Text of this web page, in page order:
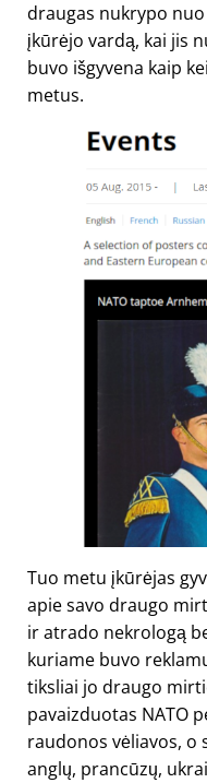
draugas nukrypo
įkūrėjo vardą, kai jis
buvo išgyvena kaip
metus.
Tuo metu įkūrėjas
apie savo draugo
ir atrado nekrologą
kuriame buvo
tiksliai jo draugo
pavaizduotas NATO
raudonos vėliavos, o
anglų, prancūzų,